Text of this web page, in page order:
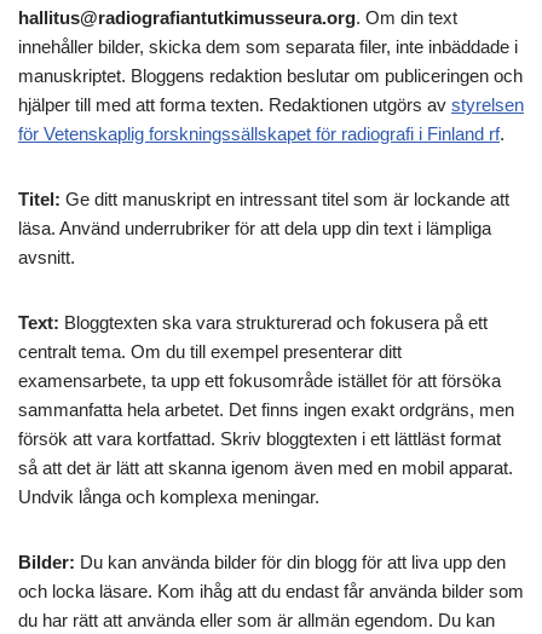
hallitus@radiografiantutkimusseura.org. Om din text
innehåller bilder, skicka dem som separata filer, inte inbäddade i
manuskriptet. Bloggens redaktion beslutar om publiceringen och
hjälper till med att forma texten. Redaktionen utgörs av styrelsen
för Vetenskaplig forskningssällskapet för radiografi i Finland rf.
Titel: Ge ditt manuskript en intressant titel som är lockande att
läsa. Använd underrubriker för att dela upp din text i lämpliga
avsnitt.
Text: Bloggtexten ska vara strukturerad och fokusera på ett
centralt tema. Om du till exempel presenterar ditt
examensarbete, ta upp ett fokusområde istället för att försöka
sammanfatta hela arbetet. Det finns ingen exakt ordgräns, men
försök att vara kortfattad. Skriv bloggtexten i ett lättläst format
så att det är lätt att skanna igenom även med en mobil apparat.
Undvik långa och komplexa meningar.
Bilder: Du kan använda bilder för din blogg för att liva upp den
och locka läsare. Kom ihåg att du endast får använda bilder som
du har rätt att använda eller som är allmän egendom. Du kan